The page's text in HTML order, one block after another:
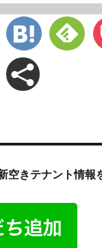
空きテナント情報